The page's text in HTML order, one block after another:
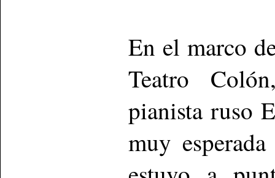
En el marco
Teatro
pianista ruso
muy